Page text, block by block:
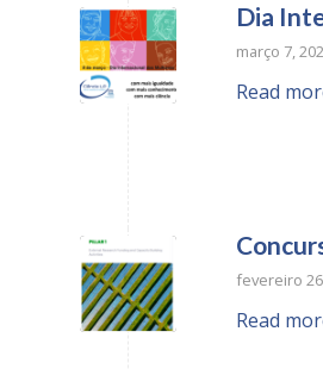
Dia
março 7,
Read
fevereiro
Read